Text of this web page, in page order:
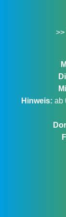
Hinweis: ab